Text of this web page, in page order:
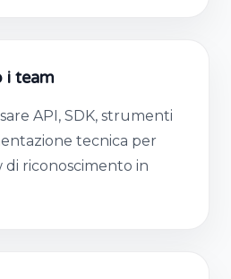
i team
API, SDK, strumenti
tecnica per
riconoscimento in